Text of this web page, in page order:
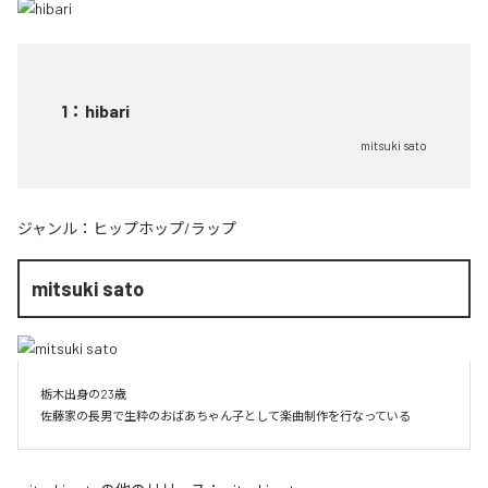
1 ： hibari
mitsuki sato
ジャンル： ヒップホップ/ラップ
mitsuki sato
栃木出身の23歳
佐藤家の長男で生粋のおばあちゃん子として楽曲制作を行なっている